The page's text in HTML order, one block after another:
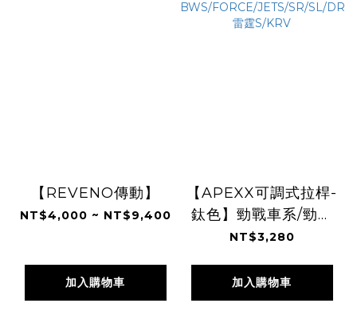
【REVENO傳動】
NT$4,000 ~ NT$9,400
加入購物車
【APEXX可調式拉桿-
鈦色】勁戰車系/勁戰
六代/BWSR/BWSX/
BWS/FORCE/JETS/
雷霆S/KRV
NT$3,280
加入購物車